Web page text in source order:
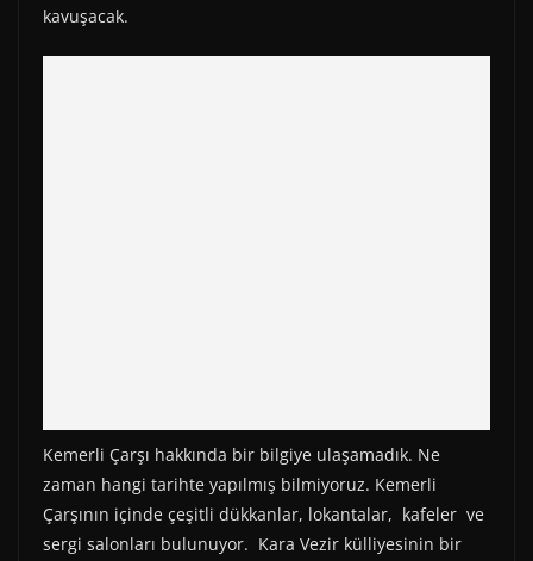
kavuşacak.
Kemerli Çarşı hakkında bir bilgiye ulaşamadık. Ne
zaman hangi tarihte yapılmış bilmiyoruz. Kemerli
Çarşının içinde çeşitli dükkanlar, lokantalar, kafeler ve
sergi salonları bulunuyor. Kara Vezir külliyesinin bir